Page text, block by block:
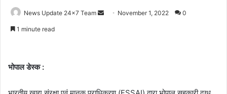
News Update 24x7 Team
Send November 1, 2022 0
1 minute read
भोपाल डेस्क :